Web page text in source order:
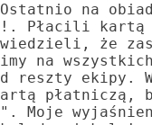
na
!. Płacili kartą
że
na
reszty ekipy.
płatniczą,